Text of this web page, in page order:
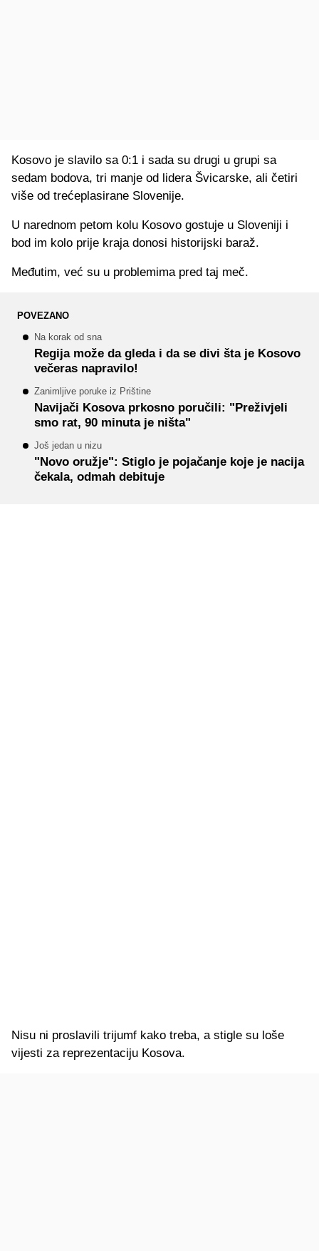
Kosovo je slavilo sa 0:1 i sada su drugi u grupi sa
sedam bodova, tri manje od lidera Švicarske, ali četiri
više od trećeplasirane Slovenije.
U narednom petom kolu Kosovo gostuje u Sloveniji i
bod im kolo prije kraja donosi historijski baraž.
Međutim, već su u problemima pred taj meč.
POVEZANO
Na korak od sna
Regija može da gleda i da se divi šta je Kosovo
večeras napravilo!
Zanimljive poruke iz Prištine
Navijači Kosova prkosno poručili: "Preživjeli
smo rat, 90 minuta je ništa"
Još jedan u nizu
"Novo oružje": Stiglo je pojačanje koje je nacija
čekala, odmah debituje
Nisu ni proslavili trijumf kako treba, a stigle su loše
vijesti za reprezentaciju Kosova.